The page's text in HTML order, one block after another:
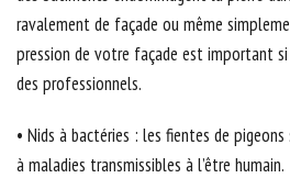
ravalement de façade ou même
pression de votre façade est important
des professionnels.
• Nids à bactéries : les fientes de
à maladies transmissibles à l’être humain.